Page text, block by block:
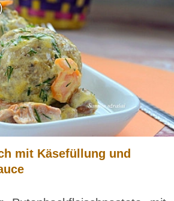
mit Käsefüllung und